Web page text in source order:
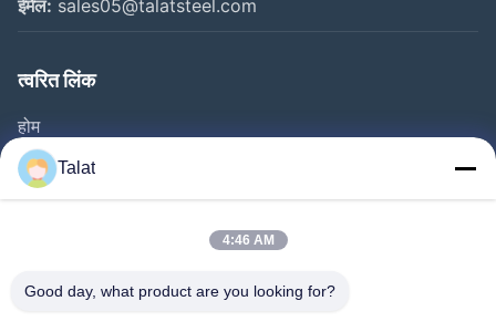
ईमेल: sales05@talatsteel.com
त्वरित लिंक
होम
उत्पाद
हमारे बारे में
गुणवत्ता नियंत्रण
Talat
4:46 AM
Good day, what product are you looking for?